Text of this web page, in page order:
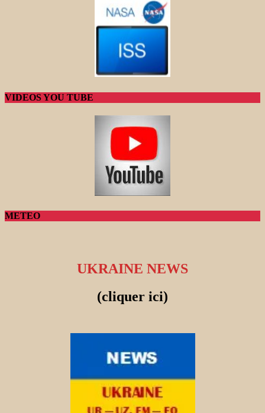
VIDEOS YOU TUBE
METEO
UKRAINE NEWS
(cliquer ici)